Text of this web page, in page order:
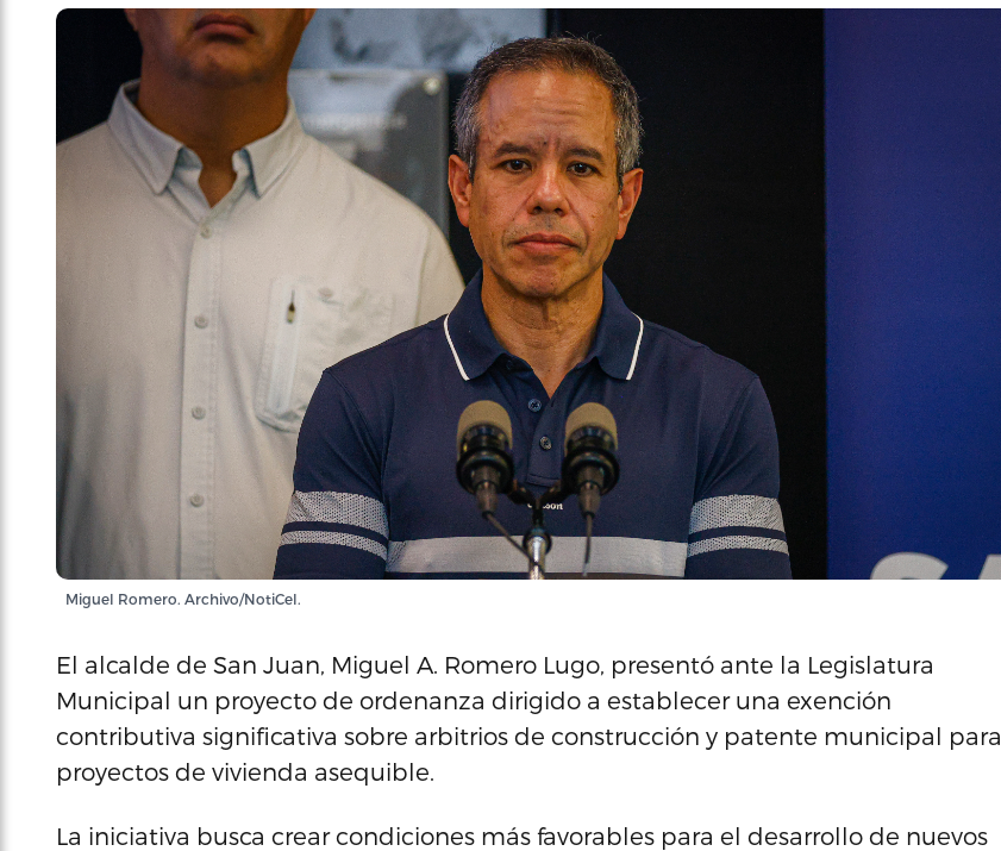
Miguel Romero. Archivo/NotiCel.
El alcalde de San Juan, Miguel A. Romero Lugo, presentó ante la Legislatura
Municipal un proyecto de ordenanza dirigido a establecer una exención
contributiva significativa sobre arbitrios de construcción y patente municipal para
proyectos de vivienda asequible.
La iniciativa busca crear condiciones más favorables para el desarrollo de nuevos